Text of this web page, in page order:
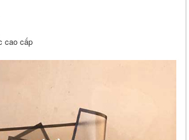
cao cấp